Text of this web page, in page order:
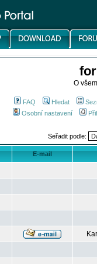
O
FAQ Hledat
Osobní nastavení
Seřadit podle:
E-mail